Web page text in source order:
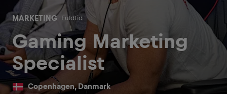
MARKETING Fuldtid
Gaming Marketing
Specialist
Copenhagen, Danmark